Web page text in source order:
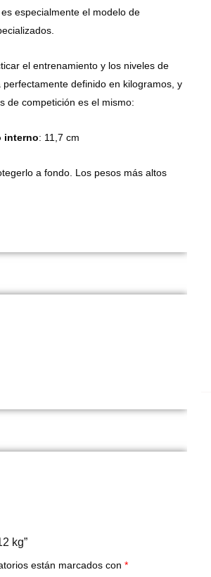
especialmente el modelo de
el entrenamiento y los niveles de
definido en kilogramos, y
de competición es el mismo:
interno: 11,7 cm
a fondo. Los pesos más altos
kg”
están marcados con *